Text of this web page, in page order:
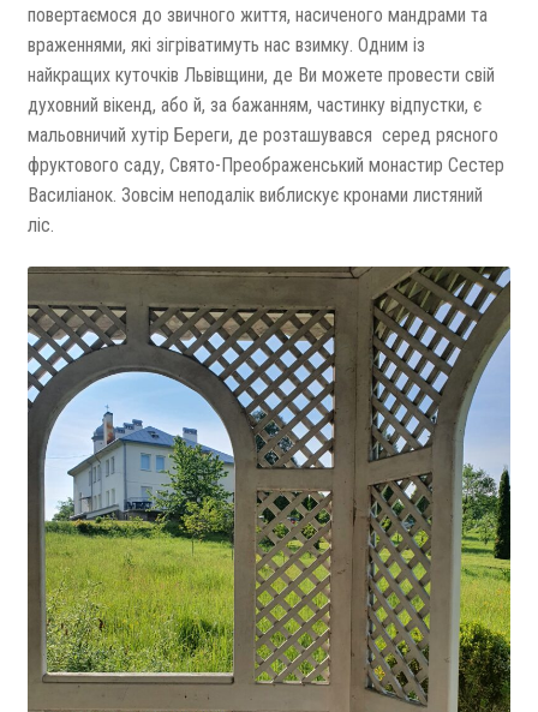
повертаємося до звичного життя, насиченого мандрами та
враженнями, які зігріватимуть нас взимку. Одним із
найкращих куточків Львівщини, де Ви можете провести свій
духовний вікенд, або й, за бажанням, частинку відпустки, є
мальовничий хутір Береги, де розташувався серед рясного
фруктового саду, Свято-Преображенський монастир Сестер
Василіанок. Зовсім неподалік виблискує кронами листяний
ліс.